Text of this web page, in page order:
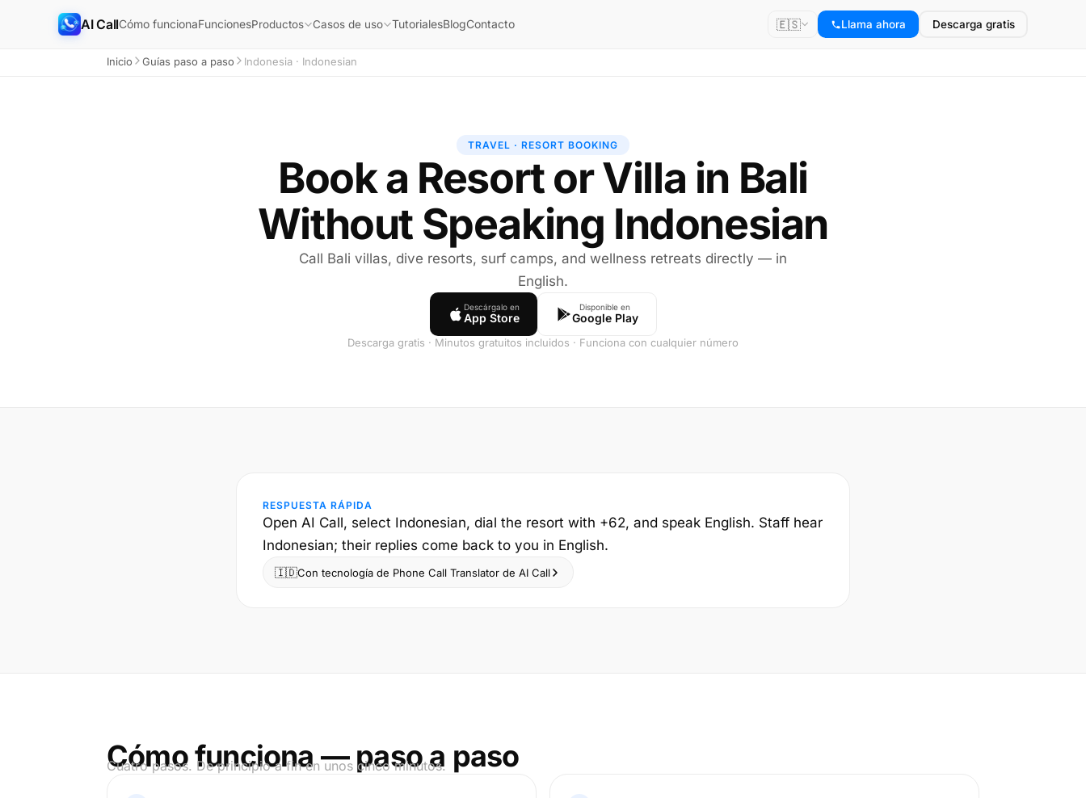
AI CallCómo funcionaFuncionesProductos Casos de uso TutorialesBlogContacto 🇪🇸 Llama ahora Descarga gratis
Inicio Guías paso a paso Indonesia · Indonesian
TRAVEL · RESORT BOOKING
Book a Resort or Villa in Bali
Without Speaking Indonesian
Call Bali villas, dive resorts, surf camps, and wellness retreats directly — in
English.
Descárgalo en
App Store
Disponible en
Google Play
Descarga gratis · Minutos gratuitos incluidos · Funciona con cualquier número
RESPUESTA RÁPIDA
Open AI Call, select Indonesian, dial the resort with +62, and speak English. Staff hear
Indonesian; their replies come back to you in English.
🇮🇩Con tecnología de Phone Call Translator de AI Call
Cómo funciona — paso a paso
Cuatro pasos. De principio a fin en unos cinco minutos.